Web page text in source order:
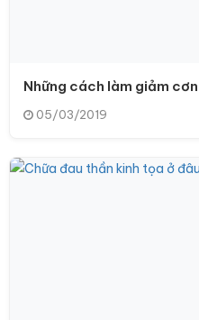
Những cách làm giảm
05/03/2019